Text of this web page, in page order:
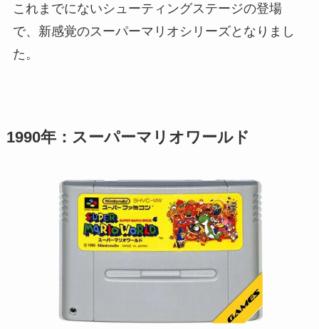
これまでにないシューティングステージの登場
で、新感覚のスーパーマリオシリーズとなりまし
た。
1990年：スーパーマリオワールド